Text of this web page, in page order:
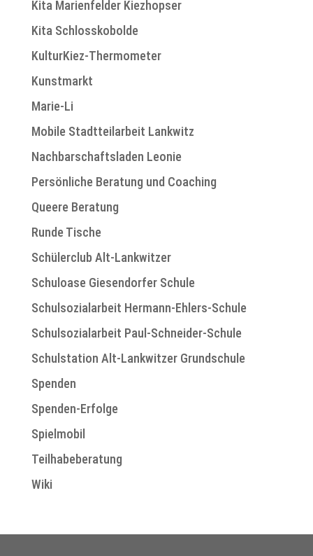
Kita Marienfelder Kiezhopser
Kita Schlosskobolde
KulturKiez-Thermometer
Kunstmarkt
Marie-Li
Mobile Stadtteilarbeit Lankwitz
Nachbarschaftsladen Leonie
Persönliche Beratung und Coaching
Queere Beratung
Runde Tische
Schülerclub Alt-Lankwitzer
Schuloase Giesendorfer Schule
Schulsozialarbeit Hermann-Ehlers-Schule
Schulsozialarbeit Paul-Schneider-Schule
Schulstation Alt-Lankwitzer Grundschule
Spenden
Spenden-Erfolge
Spielmobil
Teilhabeberatung
Wiki